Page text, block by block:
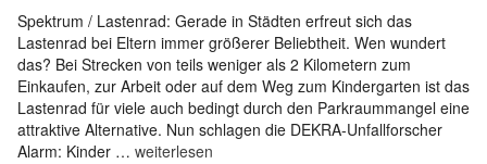
Spektrum / Lastenrad: Gerade in Städten erfreut sich das
Lastenrad bei Eltern immer größerer Beliebtheit. Wen wundert
das? Bei Strecken von teils weniger als 2 Kilometern zum
Einkaufen, zur Arbeit oder auf dem Weg zum Kindergarten ist das
Lastenrad für viele auch bedingt durch den Parkraummangel eine
attraktive Alternative. Nun schlagen die DEKRA-Unfallforscher
Alarm: Kinder … weiterlesen